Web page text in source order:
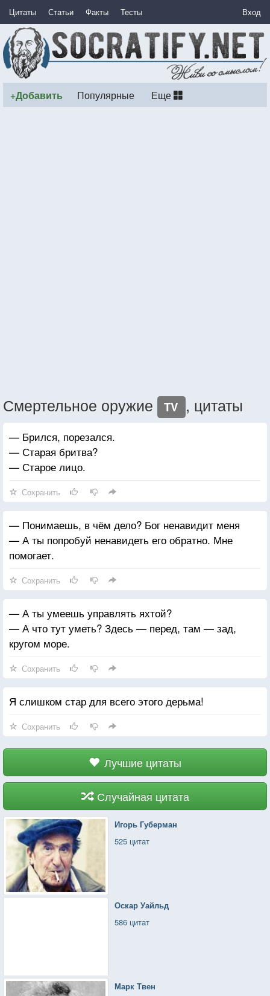
Цитаты Статьи Факты Тесты Вход
+Добавить Популярные Еще
Смертельное оружие TV , цитаты
— Брился, порезался.
— Старая бритва?
— Старое лицо.
Сохранить
— Понимаешь, в чём дело? Бог ненавидит меня
— А ты попробуй ненавидеть его обратно. Мне
помогает.
Сохранить
— А ты умеешь управлять яхтой?
— А что тут уметь? Здесь — перед, там — зад,
кругом море.
Сохранить
Я слишком стар для всего этого дерьма!
Сохранить
Лучшие цитаты
Случайная цитата
Игорь Губерман
525 цитат
Оскар Уайльд
586 цитат
Марк Твен